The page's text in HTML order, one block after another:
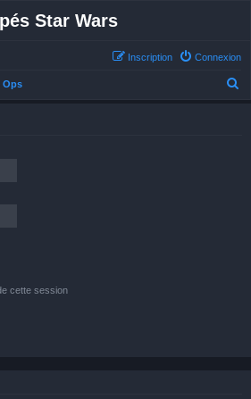
Star Wars
Connexion
Inscription
Ops
cette session